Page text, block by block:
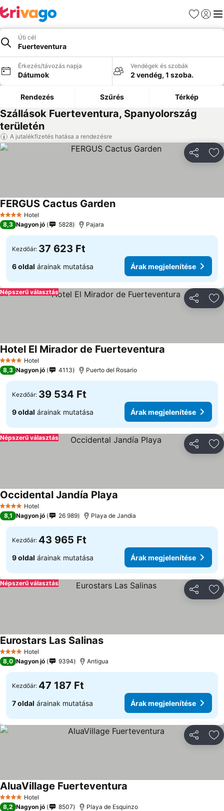
Kedvencek
Úti cél
Fuerteventura
Érkezés/távozás napja
Dátumok
Vendégek és szobák
2 vendég, 1 szoba.
Rendezés Szűrés Térkép
Szállások Fuerteventura, Spanyolország
területén
A jutalékfizetés hatása a rendezésre
4 KategóriaHotel
FERGUS Cactus Garden
8,3 Nagyon jó 5828 Pajara
Kezdőár: 37 623 Ft
6 oldal árainak mutatása Árak megjelenítése
Népszerű választás
4 KategóriaHotel
Hotel El Mirador de Fuerteventura
8,3 Nagyon jó 4113 Puerto del Rosario
Kezdőár: 39 534 Ft
9 oldal árainak mutatása Árak megjelenítése
Népszerű választás
4 KategóriaHotel
Occidental Jandía Playa
8,1 Nagyon jó 26 989 Playa de Jandia
Kezdőár: 43 965 Ft
9 oldal árainak mutatása Árak megjelenítése
Népszerű választás
4 KategóriaHotel
Eurostars Las Salinas
8,0 Nagyon jó 9394 Antigua
Kezdőár: 47 187 Ft
7 oldal árainak mutatása Árak megjelenítése
4 KategóriaHotel
AluaVillage Fuerteventura
8,2 Nagyon jó 8507 Playa de Esquinzo